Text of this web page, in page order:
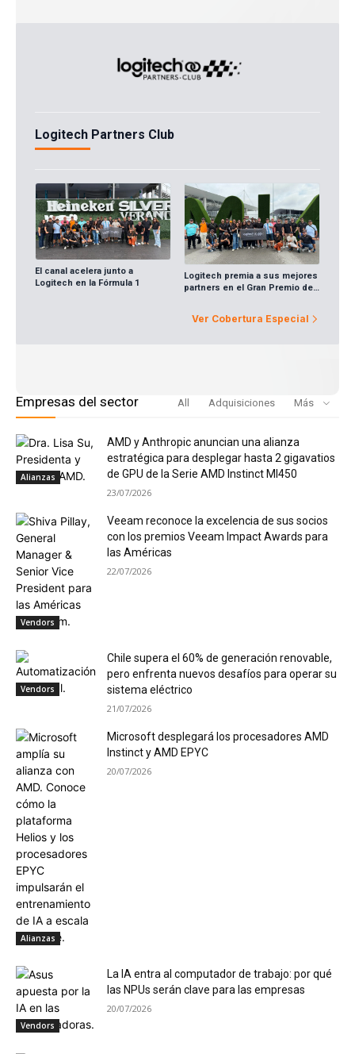
Logitech Partners Club
El canal acelera junto a
Logitech en la Fórmula 1
Logitech premia a sus mejores
partners en el Gran Premio de
Ver Cobertura Especial
Empresas del sector All Adquisiciones Más
Alianzas
AMD y Anthropic anuncian una alianza
estratégica para desplegar hasta 2 gigavatios
de GPU de la Serie AMD Instinct MI450
23/07/2026
Vendors
Veeam reconoce la excelencia de sus socios
con los premios Veeam Impact Awards para
las Américas
22/07/2026
Vendors
Chile supera el 60% de generación renovable,
pero enfrenta nuevos desafíos para operar su
sistema eléctrico
21/07/2026
Alianzas
Microsoft desplegará los procesadores AMD
Instinct y AMD EPYC
20/07/2026
Vendors
La IA entra al computador de trabajo: por qué
las NPUs serán clave para las empresas
20/07/2026